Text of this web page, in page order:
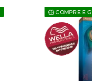
COMPRE E